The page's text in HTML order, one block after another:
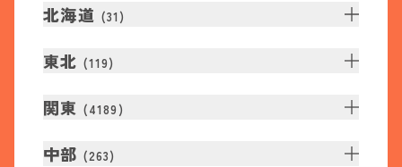
北海道 (31 )
東北 (119)
関東 (4189 )
中部 (263)